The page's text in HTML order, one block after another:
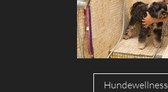
Hundewellness